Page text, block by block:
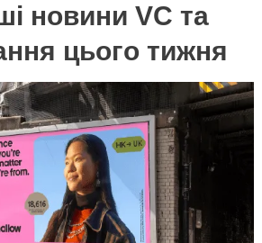
новини VC та
цього тижня